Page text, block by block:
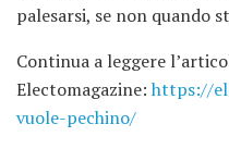
palesarsi, se non quando
Continua a leggere
Electomagazine: https://
vuole-pechino/